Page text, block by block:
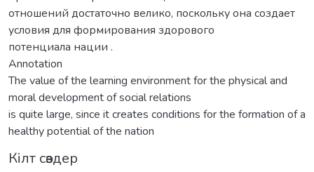
отношений достаточно велико, поскольку она создает
условия для формирования здорового
потенциала нации .
Аnnotation
The value of the learning environment for the physical and
moral development of social relations
is quite large, since it creates conditions for the formation of a
healthy potential of the nation
Кілт сөздер